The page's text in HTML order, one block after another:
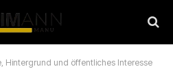
Hintergrund und öffentliches Interesse